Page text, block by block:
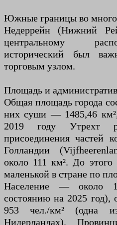
Южные границы во
Недеррейн (Нижний
центральному
исторический был
торговым узлом.
Площадь и
Общая площадь города
них суши — 1485,46
2019 году Утрехт
присоединения частей
Голландии
около 111 км². До
маленькой в ​​стране по
Население — около
состоянию на 2025
953 чел./км² (одна
Нидерландах).